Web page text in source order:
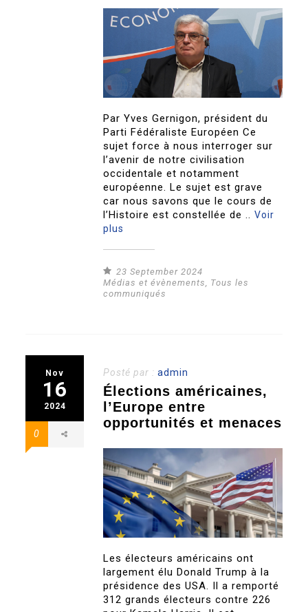
Par Yves Gernigon, président du
Parti Fédéraliste Européen Ce
sujet force à nous interroger sur
l’avenir de notre civilisation
occidentale et notamment
européenne. Le sujet est grave
car nous savons que le cours de
l’Histoire est constellée de ..Voir
plus
23 September 2024
Médias et évènements, Tous les
communiqués
Nov
16
2024
0
Posté par :admin
Élections américaines,
l’Europe entre
opportunités et menaces
Les électeurs américains ont
largement élu Donald Trump à la
présidence des USA. Il a remporté
312 grands électeurs contre 226